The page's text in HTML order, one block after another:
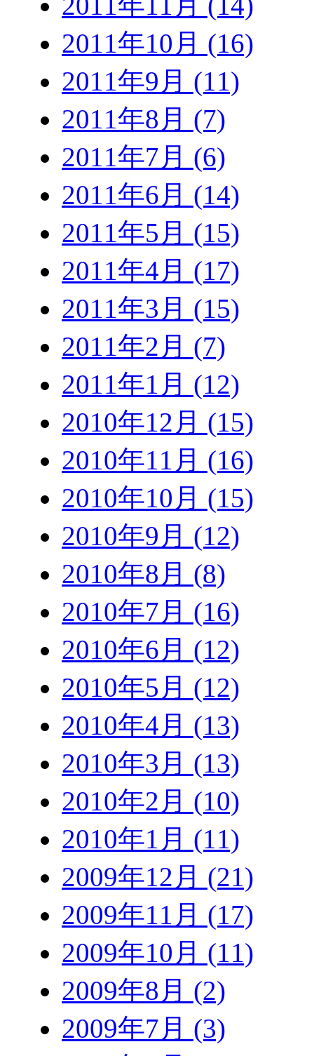
2011年10月 (16)
2011年9月 (11)
2011年8月 (7)
2011年7月 (6)
2011年6月 (14)
2011年5月 (15)
2011年4月 (17)
2011年3月 (15)
2011年2月 (7)
2011年1月 (12)
2010年12月 (15)
2010年11月 (16)
2010年10月 (15)
2010年9月 (12)
2010年8月 (8)
2010年7月 (16)
2010年6月 (12)
2010年5月 (12)
2010年4月 (13)
2010年3月 (13)
2010年2月 (10)
2010年1月 (11)
2009年12月 (21)
2009年11月 (17)
2009年10月 (11)
2009年8月 (2)
2009年7月 (3)